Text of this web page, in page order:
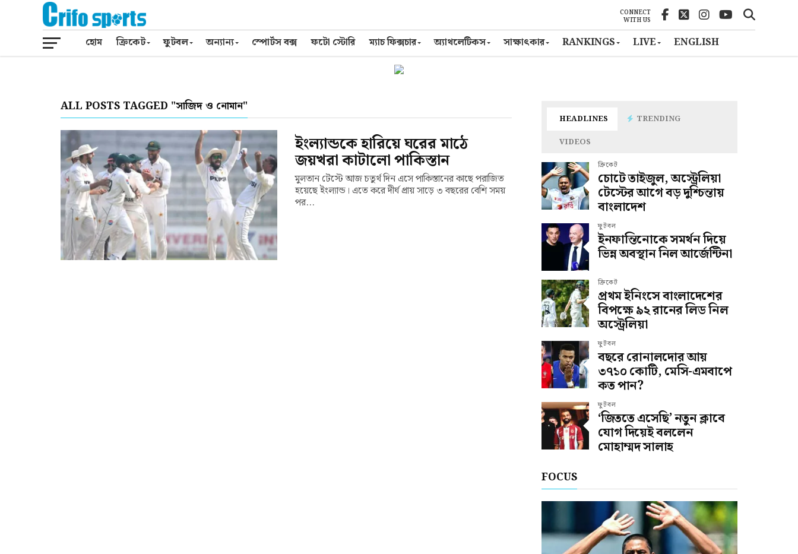
CONNECT
WITH US
হোম ক্রিকেট ফুটবল অন্যান্য স্পোর্টস বক্স ফটো স্টোরি ম্যাচ ফিক্সচার অ্যাথলেটিকস সাক্ষাৎকার RANKINGS LIVE ENGLISH
ALL POSTS TAGGED "সাজিদ ও নোমান"
ইংল্যান্ডকে হারিয়ে ঘরের মাঠে
জয়খরা কাটালো পাকিস্তান
মুলতান টেস্টে আজ চতুর্থ দিন এসে পাকিস্তানের কাছে পরাজিত
হয়েছে ইংল্যান্ড। এতে করে দীর্ঘ প্রায় সাড়ে ৩ বছরের বেশি সময়
পর...
HEADLINES
TRENDING
VIDEOS
ক্রিকেট
চোটে তাইজুল, অস্ট্রেলিয়া
টেস্টের আগে বড় দুশ্চিন্তায়
বাংলাদেশ
ফুটবল
ইনফান্তিনোকে সমর্থন দিয়ে
ভিন্ন অবস্থান নিল আর্জেন্টিনা
ক্রিকেট
প্রথম ইনিংসে বাংলাদেশের
বিপক্ষে ৯২ রানের লিড নিল
অস্ট্রেলিয়া
ফুটবল
বছরে রোনালদোর আয়
৩৭১০ কোটি, মেসি-এমবাপে
কত পান?
ফুটবল
‘জিততে এসেছি’ নতুন ক্লাবে
যোগ দিয়েই বললেন
মোহাম্মদ সালাহ
FOCUS